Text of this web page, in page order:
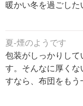
暖かい冬を過ごした
夏-煙のようです
包装がしっかりして
す。そんなに厚く
すなら、布団をもう